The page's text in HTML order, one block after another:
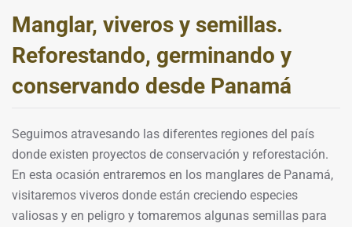
Manglar, viveros y semillas.
Reforestando, germinando y
conservando desde Panamá
Seguimos atravesando las diferentes regiones del país
donde existen proyectos de conservación y reforestación.
En esta ocasión entraremos en los manglares de Panamá,
visitaremos viveros donde están creciendo especies
valiosas y en peligro y tomaremos algunas semillas para